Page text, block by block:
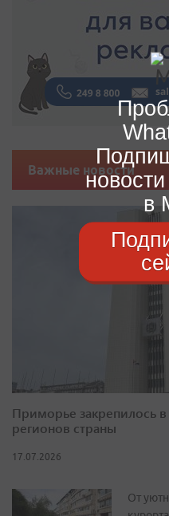
Важные новости
Приморье закрепилось
регионов страны
17.07.2026
От
в